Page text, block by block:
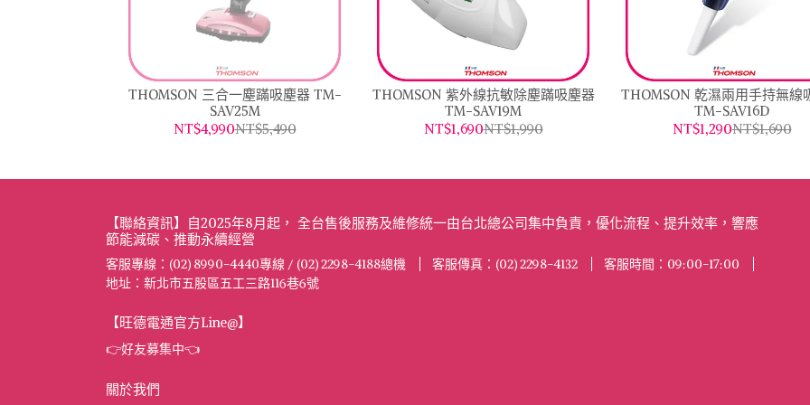
THOMSON 三合一塵蹣吸塵器 TM-
SAV25M
NT$4,990NT$5,490
THOMSON 紫外線抗敏除塵蹣吸塵器
TM-SAV19M
NT$1,690NT$1,990
THOMSON 乾濕兩用手持無線
TM-SAV16D
NT$1,290NT$1,690
【聯絡資訊】自2025年8月起， 全台售後服務及維修統一由台北總公司集中負責，優化流程、提升效率，響應
節能減碳、推動永續經營
客服專線：(02) 8990-4440專線 / (02) 2298-4188總機 客服傳真：(02) 2298-4132
客服時間：09:00-17:00
地址：新北市五股區五工三路116巷6號
【旺德電通官方Line@】
👉好友募集中👈
關於我們